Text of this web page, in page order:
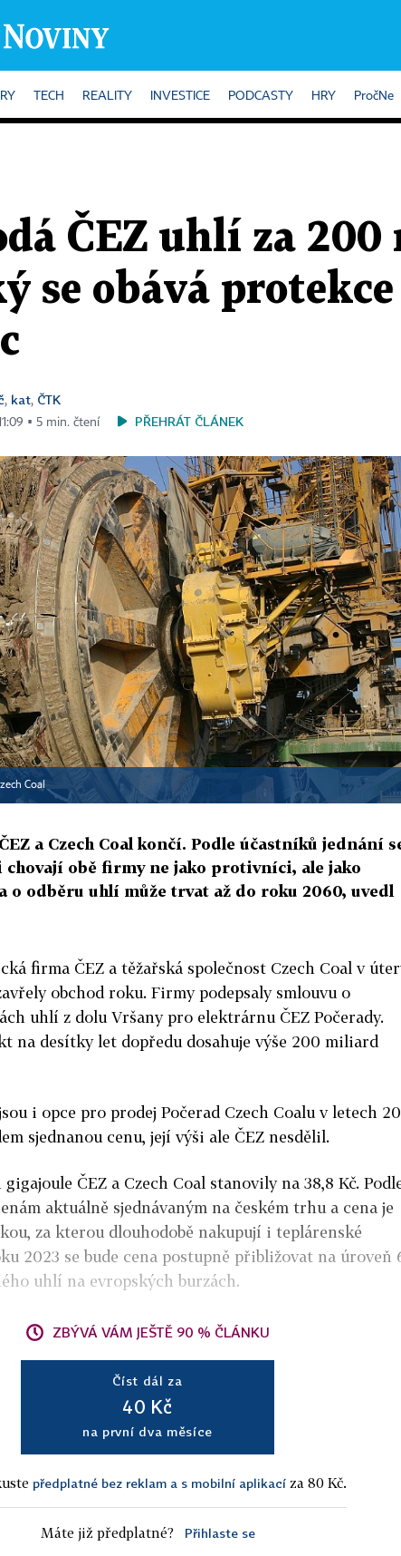
TECH REALITY INVESTICE PODCASTY HRY PročNe
ČEZ uhlí za
se obává
, kat, ČTK
▪ 5 min. čtení PŘEHRÁT ČLÁNEK
Coal
a Czech Coal končí. Podle účastníků jednání
obě firmy ne jako protivníci, ale jako
o odběru uhlí může trvat až do roku 2060, uvedl
firma ČEZ a těžařská společnost Czech Coal v
obchod roku. Firmy podepsaly smlouvu o
uhlí z dolu Vršany pro elektrárnu ČEZ Počerady.
na desítky let dopředu dosahuje výše 200 miliard
i opce pro prodej Počerad Czech Coalu v letech
sjednanou cenu, její výši ale ČEZ nesdělil.
ČEZ a Czech Coal stanovily na 38,8 Kč.
aktuálně sjednávaným na českém trhu a cena je
za kterou dlouhodobě nakupují i teplárenské
2023 se bude cena postupně přibližovat na úroveň
uhlí na evropských burzách.
ZBÝVÁ VÁM JEŠTĚ 90 % ČLÁNKU
Číst dál za
40 Kč
na první dva měsíce
předplatné bez reklam a s mobilní aplikací za 80 Kč.
Máte již předplatné? Přihlaste se